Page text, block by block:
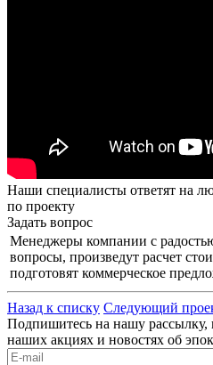
Наши специалисты ответят на
по проекту
Задать вопрос
Менеджеры компании с
вопросы, произведут расчет
подготовят коммерческое
Назад к списку Следующий
Подпишитесь на нашу рассылку,
наших акциях и новостях об